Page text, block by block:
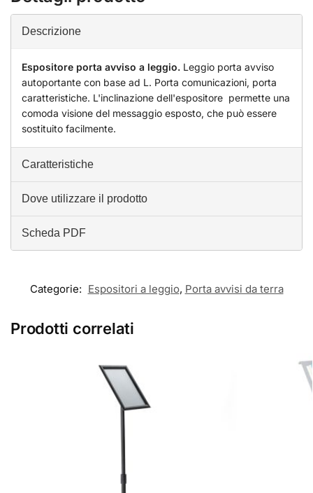
Descrizione
Espositore porta avviso a leggio. Leggio porta avviso
autoportante con base ad L. Porta comunicazioni, porta
caratteristiche. L'inclinazione dell'espositore permette una
comoda visione del messaggio esposto, che può essere
sostituito facilmente.
Caratteristiche
Dove utilizzare il prodotto
Scheda PDF
Categorie: Espositori a leggio, Porta avvisi da terra
Prodotti correlati